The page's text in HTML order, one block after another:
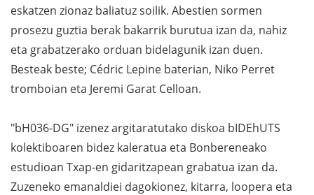
eskatzen zionaz baliatuz soilik. Abestien sormen
prosezu guztia berak bakarrik burutua izan da, nahiz
eta grabatzerako orduan bidelagunik izan duen.
Besteak beste; Cédric Lepine baterian, Niko Perret
tromboian eta Jeremi Garat Celloan.
"bH036-DG" izenez argitaratutako diskoa bIDEhUTS
kolektiboaren bidez kaleratua eta Bonbereneako
estudioan Txap-en gidaritzapean grabatua izan da.
Zuzeneko emanaldiei dagokionez, kitarra, loopera eta